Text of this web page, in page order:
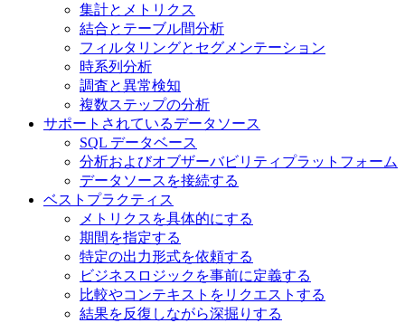
集計とメトリクス
結合とテーブル間分析
フィルタリングとセグメンテーション
時系列分析
調査と異常検知
複数ステップの分析
サポートされているデータソース
SQL データベース
分析およびオブザーバビリティプラットフォーム
データソースを接続する
ベストプラクティス
メトリクスを具体的にする
期間を指定する
特定の出力形式を依頼する
ビジネスロジックを事前に定義する
比較やコンテキストをリクエストする
結果を反復しながら深掘りする